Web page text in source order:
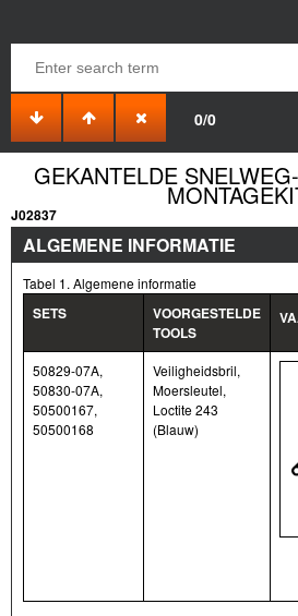
0/0
GEKANTELDE
J02837
ALGEMENE INFORMATIE
Tabel 1. Algemene informatie
SETS
VOORGESTELDE
TOOLS
50829-07A,
50830-07A,
50500167,
50500168
Veiligheidsbril,
Moersleutel,
Loctite 243
(Blauw)